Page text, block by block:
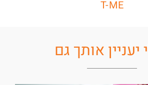
T-ME
יעניין אותך גם